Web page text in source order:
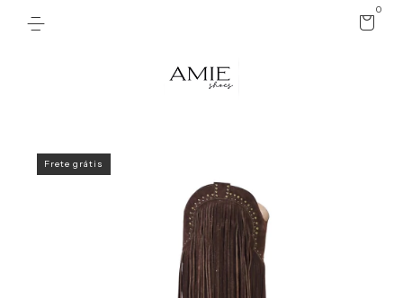
0
Frete grátis